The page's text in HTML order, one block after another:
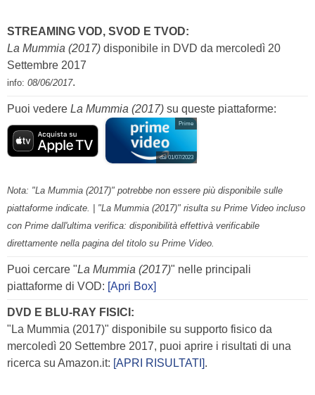
STREAMING VOD, SVOD E TVOD:
La Mummia (2017) disponibile in DVD da mercoledì 20
Settembre 2017
info: 08/06/2017.
Puoi vedere La Mummia (2017) su queste piattaforme:
dal 01/07/2023
Prime
Nota: "La Mummia (2017)" potrebbe non essere più disponibile sulle
piattaforme indicate. | "La Mummia (2017)" risulta su Prime Video incluso
con Prime dall'ultima verifica: disponibilità effettivà verificabile
direttamente nella pagina del titolo su Prime Video.
Puoi cercare "La Mummia (2017)" nelle principali
piattaforme di VOD: [Apri Box]
DVD E BLU-RAY FISICI:
"La Mummia (2017)" disponibile su supporto fisico da
mercoledì 20 Settembre 2017, puoi aprire i risultati di una
ricerca su Amazon.it: [APRI RISULTATI] .